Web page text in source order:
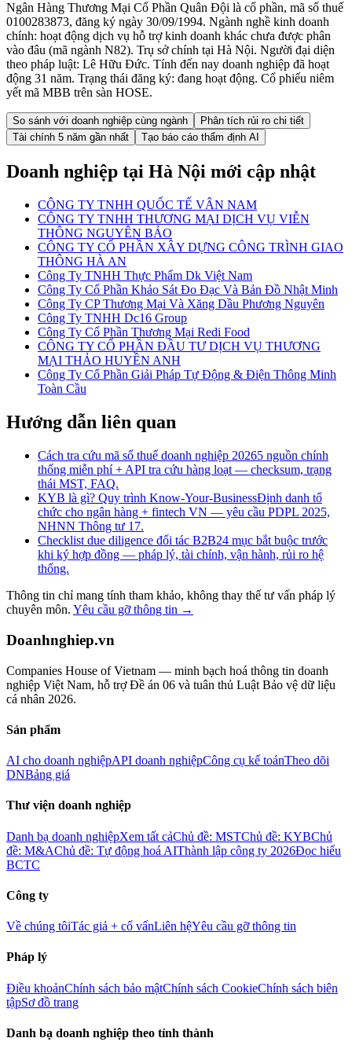
Ngân Hàng Thương Mại Cổ Phần Quân Đội là cổ phần, mã số thuế
0100283873, đăng ký ngày 30/09/1994. Ngành nghề kinh doanh
chính: hoạt động dịch vụ hỗ trợ kinh doanh khác chưa được phân
vào đâu (mã ngành N82). Trụ sở chính tại Hà Nội. Người đại diện
theo pháp luật: Lê Hữu Đức. Tính đến nay doanh nghiệp đã hoạt
động 31 năm. Trạng thái đăng ký: đang hoạt động. Cổ phiếu niêm
yết mã MBB trên sàn HOSE.
So sánh với doanh nghiệp cùng ngành
Phân tích rủi ro chi tiết
Tài chính 5 năm gần nhất
Tạo báo cáo thẩm định AI
Doanh nghiệp tại Hà Nội mới cập nhật
CÔNG TY TNHH QUỐC TẾ VÂN NAM
CÔNG TY TNHH THƯƠNG MẠI DỊCH VỤ VIỄN
THÔNG NGUYÊN BẢO
CÔNG TY CỔ PHẦN XÂY DỰNG CÔNG TRÌNH GIAO
THÔNG HÀ AN
Công Ty TNHH Thực Phẩm Dk Việt Nam
Công Ty Cổ Phần Khảo Sát Đo Đạc Và Bản Đồ Nhật Minh
Công Ty CP Thương Mại Và Xăng Dầu Phương Nguyên
Công Ty TNHH Dc16 Group
Công Ty Cổ Phần Thương Mại Redi Food
CÔNG TY CỔ PHẦN ĐẦU TƯ DỊCH VỤ THƯƠNG
MẠI THẢO HUYỀN ANH
Công Ty Cổ Phần Giải Pháp Tự Động & Điện Thông Minh
Toàn Cầu
Hướng dẫn liên quan
Cách tra cứu mã số thuế doanh nghiệp 20265 nguồn chính
thống miễn phí + API tra cứu hàng loạt — checksum, trạng
thái MST, FAQ.
KYB là gì? Quy trình Know-Your-BusinessĐịnh danh tổ
chức cho ngân hàng + fintech VN — yêu cầu PDPL 2025,
NHNN Thông tư 17.
Checklist due diligence đối tác B2B24 mục bắt buộc trước
khi ký hợp đồng — pháp lý, tài chính, vận hành, rủi ro hệ
thống.
Thông tin chỉ mang tính tham khảo, không thay thế tư vấn pháp lý
chuyên môn. Yêu cầu gỡ thông tin →
Doanhnghiep.vn
Companies House of Vietnam — minh bạch hoá thông tin doanh
nghiệp Việt Nam, hỗ trợ Đề án 06 và tuân thủ Luật Bảo vệ dữ liệu
cá nhân 2026.
Sản phẩm
AI cho doanh nghiệpAPI doanh nghiệpCông cụ kế toánTheo dõi
DNBảng giá
Thư viện doanh nghiệp
Danh bạ doanh nghiệpXem tất cảChủ đề: MSTChủ đề: KYBChủ
đề: M&AChủ đề: Tự động hoá AIThành lập công ty 2026Đọc hiểu
BCTC
Công ty
Về chúng tôiTác giả + cố vấnLiên hệYêu cầu gỡ thông tin
Pháp lý
Điều khoảnChính sách bảo mậtChính sách CookieChính sách biên
tậpSơ đồ trang
Danh bạ doanh nghiệp theo tỉnh thành